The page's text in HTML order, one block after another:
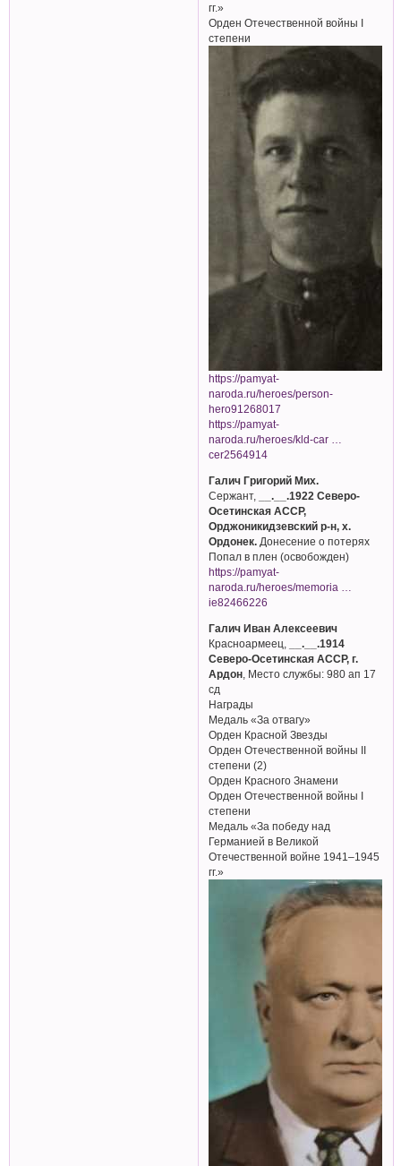
гг.»
Орден Отечественной войны I
степени
https://pamyat-
naroda.ru/heroes/person-
hero91268017
https://pamyat-
naroda.ru/heroes/kld-car …
cer2564914
Галич Григорий Мих.
Сержант,
__.__.1922 Северо-
Осетинская АССР,
Орджоникидзевский р-н, х.
Ордонек. Донесение о потерях
Попал в плен (освобожден)
https://pamyat-
naroda.ru/heroes/memoria …
ie82466226
Галич Иван Алексеевич
Красноармеец,
__.__.1914
Северо-Осетинская АССР, г.
Ардон , Место службы: 980 ап 17
сд
Награды
Медаль «За отвагу»
Орден Красной Звезды
Орден Отечественной войны II
степени (2)
Орден Красного Знамени
Орден Отечественной войны I
степени
Медаль «За победу над
Германией в Великой
Отечественной войне 1941–1945
гг.»